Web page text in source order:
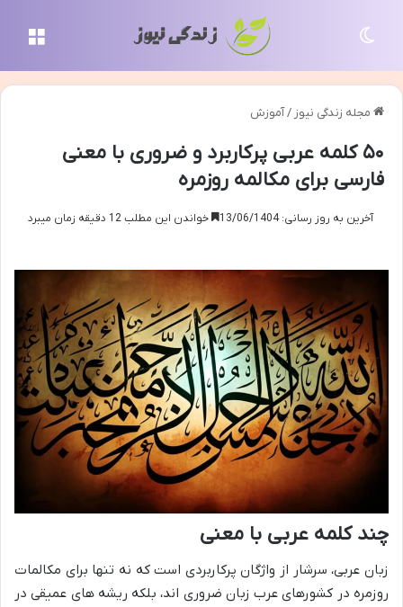
مجله زندگی نیوز /آموزش
۵۰ کلمه عربی پرکاربرد و ضروری با معنی
فارسی برای مکالمه روزمره
آخرین به روز رسانی: 13/06/1404 خواندن این مطلب 12 دقیقه زمان میبرد
چند کلمه عربی با معنی
زبان عربی، سرشار از واژگان پرکاربردی است که نه تنها برای مکالمات
روزمره در کشورهای عرب زبان ضروری اند، بلکه ریشه های عمیقی در